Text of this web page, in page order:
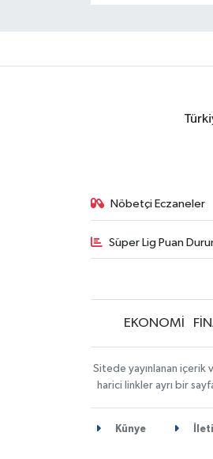
Nöbetçi Eczaneler
Süper Lig Puan
EKONOMİ
Sitede yayınlanan içerik
harici linkler ayrı bir
Künye